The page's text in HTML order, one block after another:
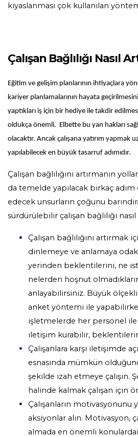
kıyaslanması çok kullanılan
Çalışan Bağlılığı Nasıl
Eğitim ve gelişim planlarının ihtiyaçlara
kariyer planlamalarının hayata
yaptıkları iş için bir hediye ile takdir
oldukça önemli. Elbette bu yan hakları
olacaktır. Ancak çalışana yatırım yapmak
yapılabilecek en büyük tasarruf adımıdır.
Çalışan bağlılığını artırmanın
da temelde yapılacak birkaç adım
edecek unsurların çoğunu
sürdürülebilir çalışan bağlılığı nasıl
Çalışan bağlılığını artırmak
dinlemeye ve anlamaya
yerinden beklentilerini, ne
nelerden hoşnut
anlayabilirsiniz. Büyük
anket yöntemi ile
işletmelerde her personel
iletişim kurabilir,
Çalışanlara karşı iletişimde
esnasında mümkün
şekilde izah etmeye çalışın.
halinde kalmak çalışan için
Çalışanların motivasyonunu
aksiyonlar alın. Motivasyon,
almada en önemli